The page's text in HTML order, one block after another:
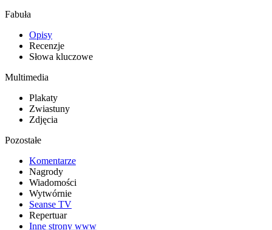
Fabuła
Opisy
Recenzje
Słowa kluczowe
Multimedia
Plakaty
Zwiastuny
Zdjęcia
Pozostałe
Komentarze
Nagrody
Wiadomości
Wytwórnie
Seanse TV
Repertuar
Inne strony www